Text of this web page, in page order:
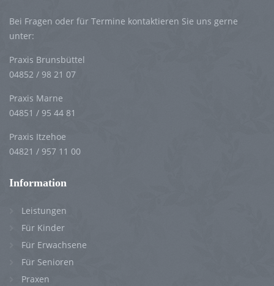
Bei Fragen oder für Termine kontaktieren Sie uns gerne
unter:
Praxis Brunsbüttel
04852 / 98 21 07
Praxis Marne
04851 / 95 44 81
Praxis Itzehoe
04821 / 957 11 00
Information
Leistungen
Für Kinder
Für Erwachsene
Für Senioren
Praxen